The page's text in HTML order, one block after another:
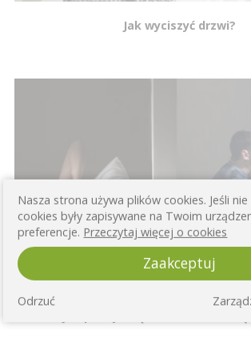
Jak wyciszyć drzwi?
Nasza strona używa plików cookies. Jeśli
cookies były zapisywane na Twoim
preferencje. Przeczytaj więcej o cookies
Zaakceptuj
Odrzuć